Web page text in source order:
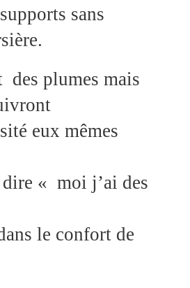
sans
des plumes mais
eux mêmes
« moi j’ai des
le confort de